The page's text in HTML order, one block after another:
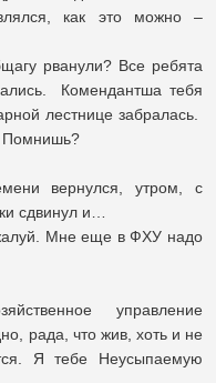
как это можно –
рванули? Все ребята
Комендантша тебя
лестнице забралась.
Помнишь?
вернулся, утром, с
сдвинул и…
Мне еще в ФХУ надо
управление
рада, что жив, хоть и не
Я тебе Неусыпаемую